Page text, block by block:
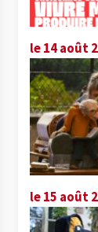
le 14 août
le 15 août